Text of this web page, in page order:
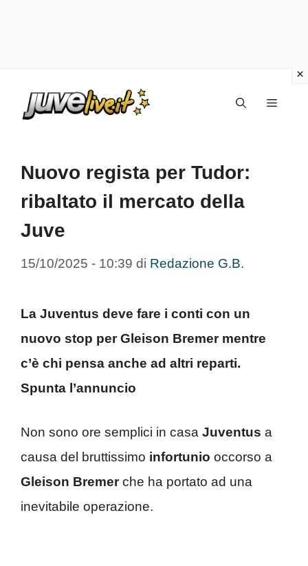
Menu
Nuovo regista per Tudor:
ribaltato il mercato della
Juve
15/10/2025 - 10:39 di Redazione G.B.
La Juventus deve fare i conti con un
nuovo stop per Gleison Bremer mentre
c’è chi pensa anche ad altri reparti.
Spunta l’annuncio
Non sono ore semplici in casa Juventus a
causa del bruttissimo infortunio occorso a
Gleison Bremerche ha portato ad una
inevitabile operazione.